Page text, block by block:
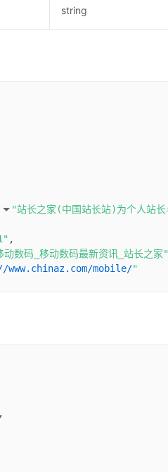
string
"站长之家(中国站长站)为个人站长
动数码_移动数码最新资讯_站长之家"
mobile/"